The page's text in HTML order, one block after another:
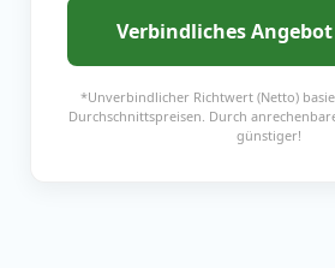
Verbindliches
*Unverbindlicher Richtwert (Netto)
Durchschnittspreisen. Durch
günstiger!